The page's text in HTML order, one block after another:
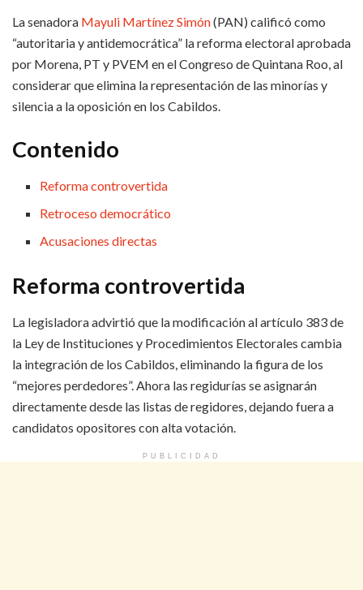
La senadora Mayuli Martínez Simón(PAN) calificó como
“autoritaria y antidemocrática” la reforma electoral aprobada
por Morena, PT y PVEM en el Congreso de Quintana Roo, al
considerar que elimina la representación de las minorías y
silencia a la oposición en los Cabildos.
Contenido
Reforma controvertida
Retroceso democrático
Acusaciones directas
Reforma controvertida
La legisladora advirtió que la modificación al artículo 383 de
la Ley de Instituciones y Procedimientos Electorales cambia
la integración de los Cabildos, eliminando la figura de los
“mejores perdedores”. Ahora las regidurías se asignarán
directamente desde las listas de regidores, dejando fuera a
candidatos opositores con alta votación.
PUBLICIDAD